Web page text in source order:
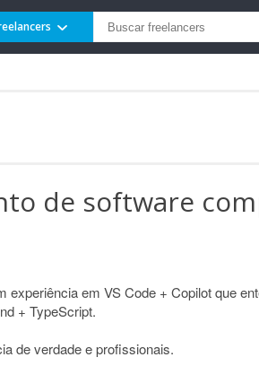
de software
experiência em VS Code + Copilot que
+ TypeScript.
de verdade e profissionais.